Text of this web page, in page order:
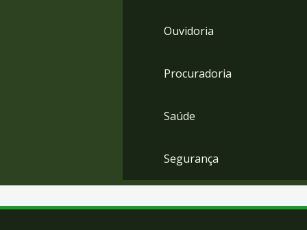
Ouvidoria
Procuradoria
Saúde
Segurança